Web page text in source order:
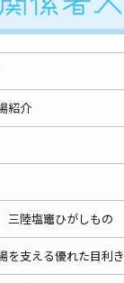
紹介
陸塩竈ひがしもの
を支える優れた目利き